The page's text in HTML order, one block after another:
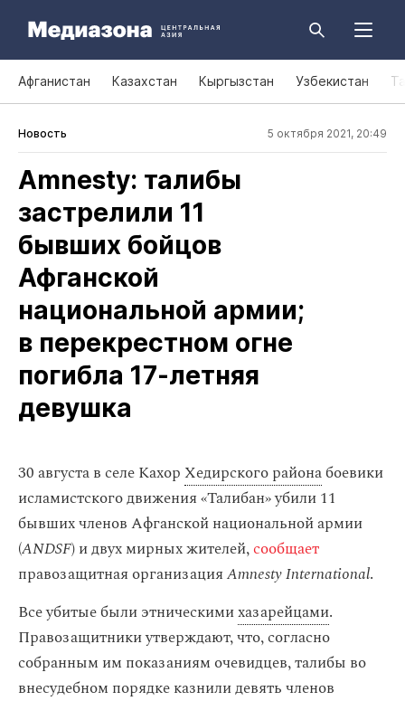
Афганистан Казахстан Кыргызстан Узбекистан
Новость 5 октября 2021, 20:49
Amnesty: талибы
застрелили 11
бывших бойцов
Афганской
национальной армии;
в перекрестном огне
погибла 17‑летняя
девушка
30 августа в селе КахорХедирского районабоевики
исламистского движения «Талибан» убили 11
бывших членов Афганской национальной армии
(ANDSF) и двух мирных жителей,сообщает
правозащитная организацияAmnesty International.
Все убитые были этническимихазарейцами.
Правозащитники утверждают, что, согласно
собранным им показаниям очевидцев, талибы во
внесудебном порядке казнили девять членов